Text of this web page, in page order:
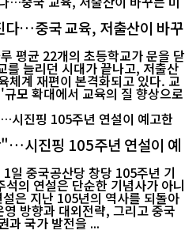
다…중국 교육, 저출산이 바꾸
평균 22개의 초등학교가 문을 닫
를 늘리던 시대가 끝나고, 저출산
체계 재편이 본격화되고 있다. 교
모 확대에서 교육의 질 향상으로
시진핑 105주년 연설이 예
일 중국공산당 창당 105주년 기
의 연설은 단순한 기념사가 아니
은 지난 105년의 역사를 되돌아
방향과 대외전략, 그리고 중국
과 국가 발전을 ...